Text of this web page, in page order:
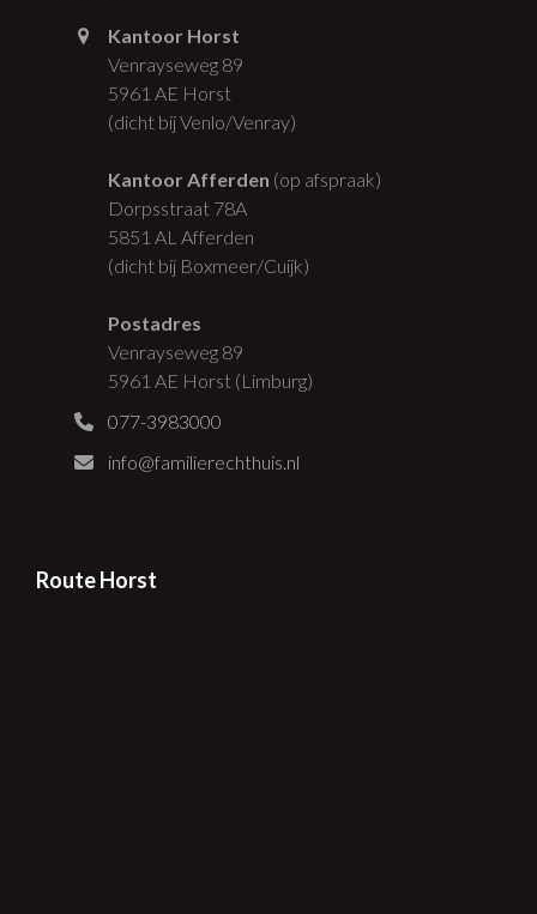
Kantoor Horst
Venrayseweg 89
5961 AE Horst
(dicht bij Venlo/Venray)
Kantoor Afferden (op afspraak)
Dorpsstraat 78A
5851 AL Afferden
(dicht bij Boxmeer/Cuijk)
Postadres
Venrayseweg 89
5961 AE Horst (Limburg)
077-3983000
info@familierechthuis.nl
Route Horst